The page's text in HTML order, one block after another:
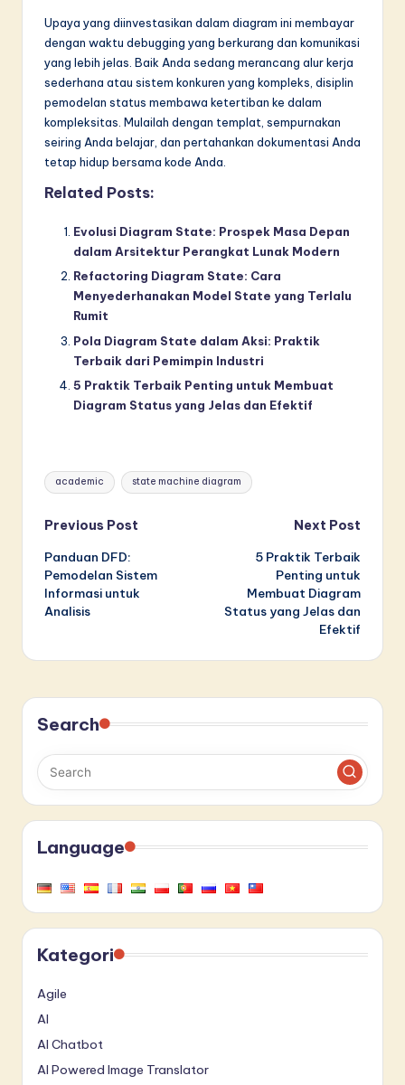
Upaya yang diinvestasikan dalam diagram ini membayar
dengan waktu debugging yang berkurang dan komunikasi
yang lebih jelas. Baik Anda sedang merancang alur kerja
sederhana atau sistem konkuren yang kompleks, disiplin
pemodelan status membawa ketertiban ke dalam
kompleksitas. Mulailah dengan templat, sempurnakan
seiring Anda belajar, dan pertahankan dokumentasi Anda
tetap hidup bersama kode Anda.
Related Posts:
Evolusi Diagram State: Prospek Masa Depan
dalam Arsitektur Perangkat Lunak Modern
Refactoring Diagram State: Cara
Menyederhanakan Model State yang Terlalu
Rumit
Pola Diagram State dalam Aksi: Praktik
Terbaik dari Pemimpin Industri
5 Praktik Terbaik Penting untuk Membuat
Diagram Status yang Jelas dan Efektif
Tags:
academic state machine diagram
Post
navigation
Previous Post
Panduan DFD:
Pemodelan Sistem
Informasi untuk
Analisis
Next Post
5 Praktik Terbaik
Penting untuk
Membuat Diagram
Status yang Jelas dan
Efektif
Search
Language
Kategori
Agile
AI
AI Chatbot
AI Powered Image Translator